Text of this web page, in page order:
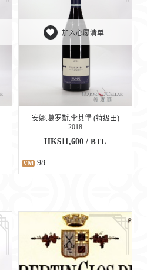
加入心愿清单
安娜.葛罗斯.李其堡 (特级田)
2018
HK$11,600 / BTL
VM 98